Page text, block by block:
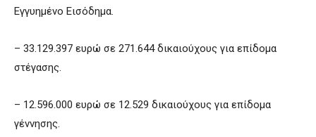
Εγγυημένο Εισόδημα.
– 33.129.397 ευρώ σε 271.644 δικαιούχους για επίδομα
στέγασης.
– 12.596.000 ευρώ σε 12.529 δικαιούχους για επίδομα
γέννησης.